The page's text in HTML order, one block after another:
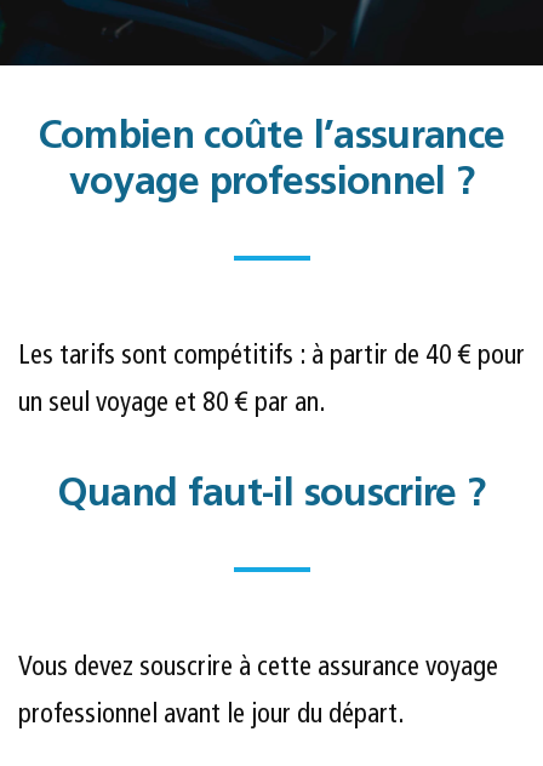
Combien coûte l’assurance
voyage professionnel ?
Les tarifs sont compétitifs : à partir de 40 € pour
un seul voyage et 80 € par an.
Quand faut-il souscrire ?
Vous devez souscrire à cette assurance voyage
professionnel avant le jour du départ.